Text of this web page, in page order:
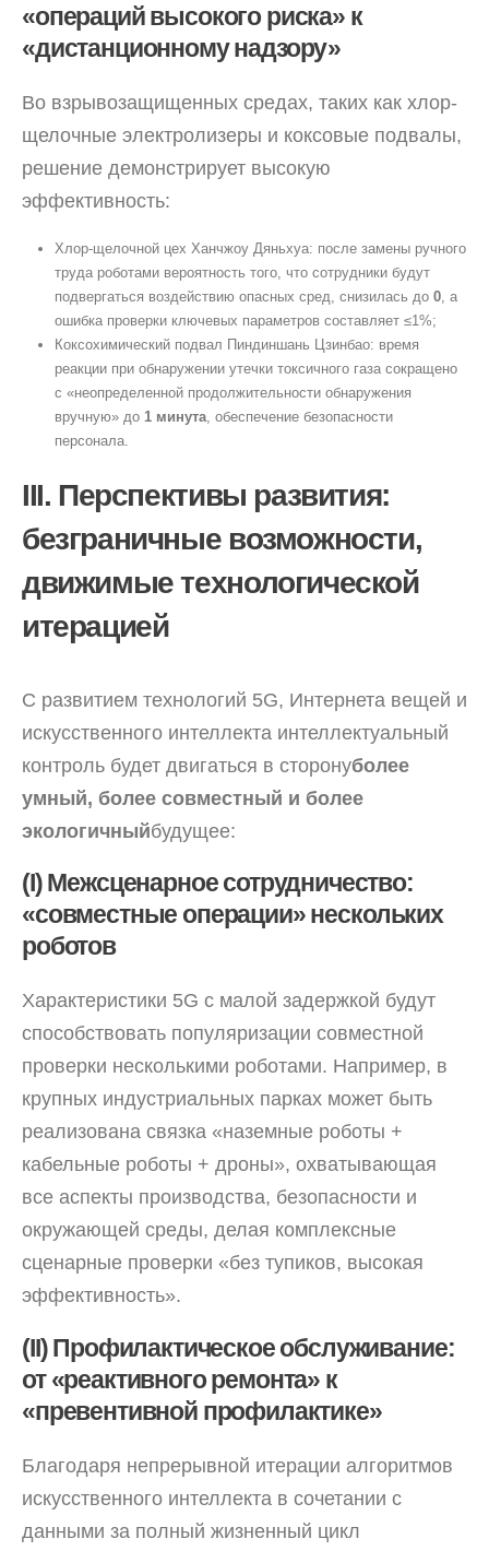
«операций высокого риска» к
«дистанционному надзору»
Во взрывозащищенных средах, таких как хлор-
щелочные электролизеры и коксовые подвалы,
решение демонстрирует высокую
эффективность:
Хлор-щелочной цех Ханчжоу Дяньхуа: после замены ручного
труда роботами вероятность того, что сотрудники будут
подвергаться воздействию опасных сред, снизилась до 0, а
ошибка проверки ключевых параметров составляет ≤1%;
Коксохимический подвал Пиндиншань Цзинбао: время
реакции при обнаружении утечки токсичного газа сокращено
с «неопределенной продолжительности обнаружения
вручную» до 1 минута, обеспечение безопасности
персонала.
III. Перспективы развития:
безграничные возможности,
движимые технологической
итерацией
С развитием технологий 5G, Интернета вещей и
искусственного интеллекта интеллектуальный
контроль будет двигаться в сторонуболее
умный, более совместный и более
экологичныйбудущее:
(I) Межсценарное сотрудничество:
«совместные операции» нескольких
роботов
Характеристики 5G с малой задержкой будут
способствовать популяризации совместной
проверки несколькими роботами. Например, в
крупных индустриальных парках может быть
реализована связка «наземные роботы +
кабельные роботы + дроны», охватывающая
все аспекты производства, безопасности и
окружающей среды, делая комплексные
сценарные проверки «без тупиков, высокая
эффективность».
(II) Профилактическое обслуживание:
от «реактивного ремонта» к
«превентивной профилактике»
Благодаря непрерывной итерации алгоритмов
искусственного интеллекта в сочетании с
данными за полный жизненный цикл